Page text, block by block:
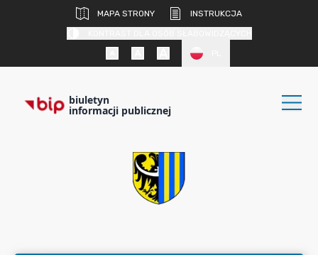
MAPA STRONY
INSTRUKCJA
biuletyn
informacji publicznej